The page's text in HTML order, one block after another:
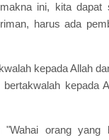
ini, kita
harus ada
kepada Allah
kepada
orang yang